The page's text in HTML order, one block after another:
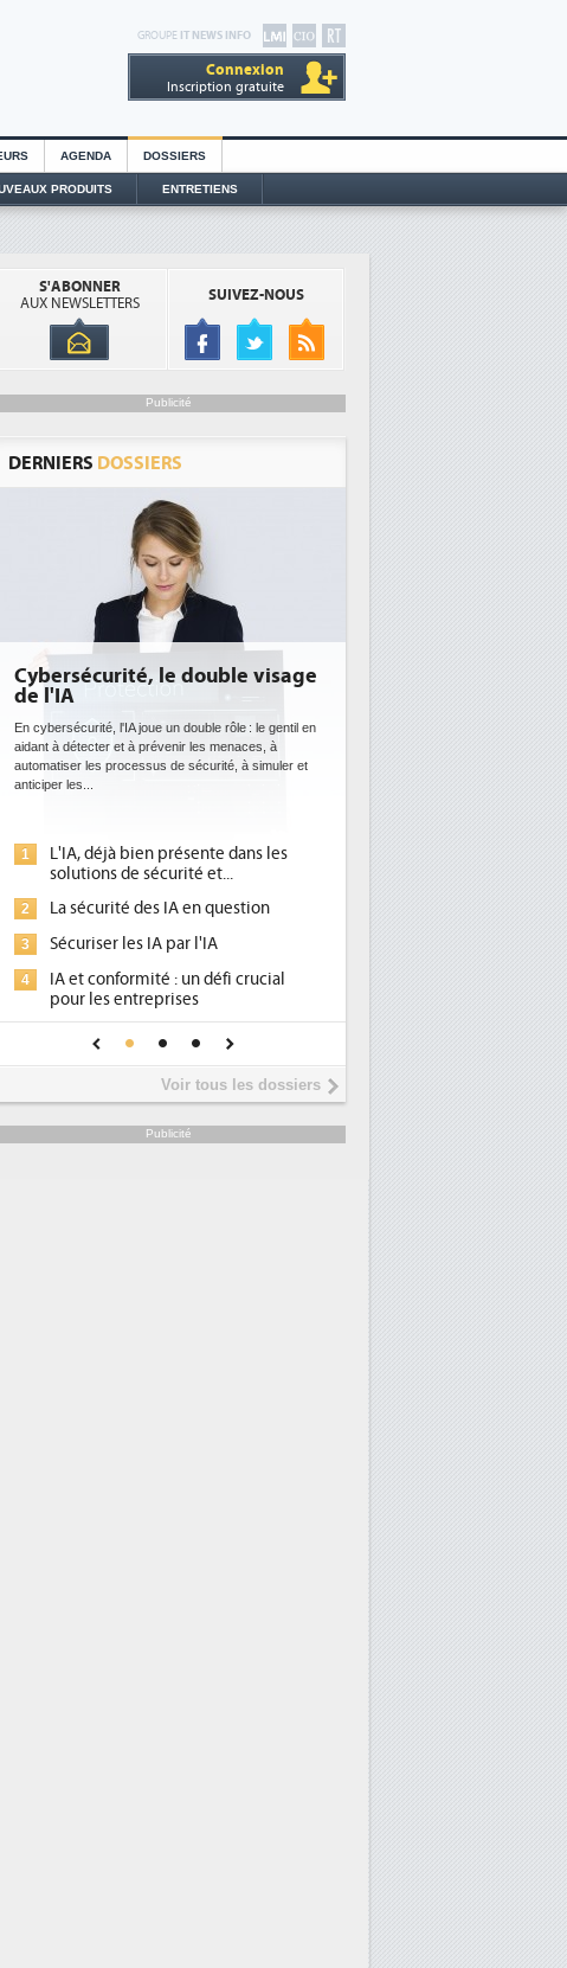
GROUPE IT NEWS INFO
Connexion
Inscription gratuite
AGENDA DOSSIERS
PRODUITS ENTRETIENS
S'ABONNER
AUX NEWSLETTERS
SUIVEZ-NOUS
Publicité
DERNIERS DOSSIERS
le double visage
l'IA joue un double rôle : le gentil en
et à prévenir les menaces, à
processus de sécurité, à simuler et
déjà bien présente dans les
de sécurité et...
des IA en question
les IA par l'IA
conformité : un défi crucial
les entreprises
de confiance pour une IA
DEE: l'efficacité énergétique
ce que recherchent les pouvoirs publics
Phocea DC dans les cordes pour
Interview de Fabrice Coquio,
président de Digital Realty...
6
Trimestriels IBM : L'activité
soutient les...
Voir tous les dossiers
Publicité